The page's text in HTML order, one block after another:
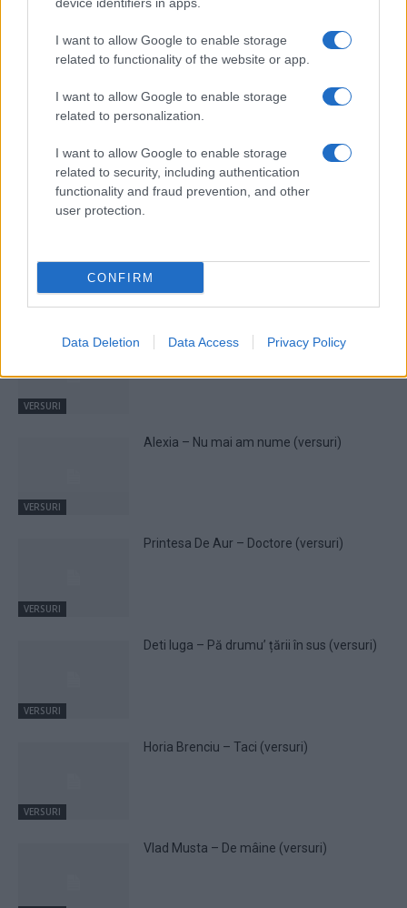
I want to allow Google to enable storage
related to functionality of the website or app.
I want to allow Google to enable storage
related to personalization.
I want to allow Google to enable storage
related to security, including authentication
functionality and fraud prevention, and other
user protection.
CONFIRM
Data Deletion Data Access Privacy Policy
Editor
VERSURI
Alexia Nicole Alb – Nu mă las (versuri)
VERSURI
Alexia – Nu mai am nume (versuri)
VERSURI
Printesa De Aur – Doctore (versuri)
VERSURI
Deti Iuga – Pă drumu’ țării în sus (versuri)
VERSURI
Horia Brenciu – Taci (versuri)
Vlad Musta – De mâine (versuri)